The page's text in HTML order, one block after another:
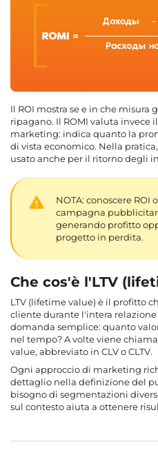
Il ROI mostra se e in che
ripagano. Il ROMI valuta
marketing: indica quanto la
di vista economico. Nella
usato anche per il ritorno degli
NOTA: conoscere ROI
campagna
generando profitto
progetto in perdita.
Che cos'è l'LTV
LTV (lifetime value) è il profitto
cliente durante l'intera
domanda semplice: quanto
nel tempo? A volte viene
value, abbreviato in CLV o CLTV.
Ogni approccio di marketing
dettaglio nella definizione del
bisogno di segmentazioni
sul contesto aiuta a ottenere